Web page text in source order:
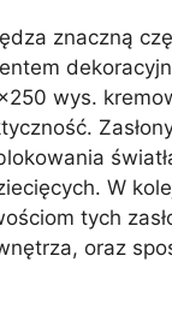
znaczną
wys.
W
tych
oraz